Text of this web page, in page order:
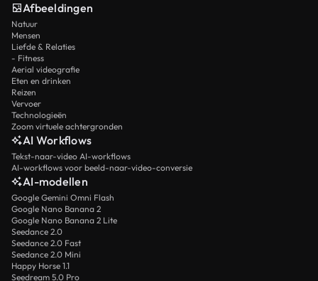
Afbeeldingen
Natuur
Mensen
Liefde & Relaties
- Fitness
Aerial videografie
Eten en drinken
Reizen
Vervoer
Technologieën
Zoom virtuele achtergronden
AI Workflows
Tekst-naar-video AI-workflows
AI-workflows voor beeld-naar-video-conversie
AI-modellen
Google Gemini Omni Flash
Google Nano Banana 2
Google Nano Banana 2 Lite
Seedance 2.0
Seedance 2.0 Fast
Seedance 2.0 Mini
Happy Horse 1.1
Seedream 5.0 Pro